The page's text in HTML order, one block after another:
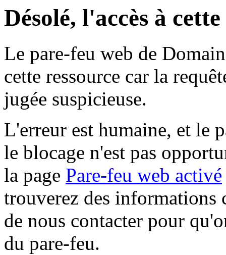
Désolé, l'accès à
Le pare-feu web de
cette ressource car la
jugée suspicieuse.
L'erreur est humaine, et le
le blocage n'est pas
la page Pare-feu web activé
trouverez des informations
de nous contacter pour
du pare-feu.